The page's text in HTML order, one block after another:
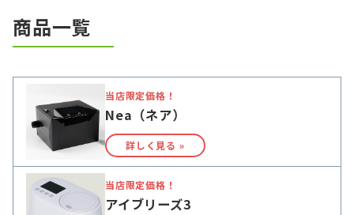
商品一覧
当店限定価格！
Nea（ネア）
詳しく見る »
当店限定価格！
アイブリーズ3